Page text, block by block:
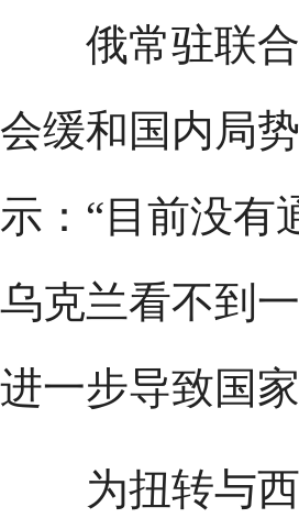
俄常驻联合
会缓和国内局
示：“目前没有
乌克兰看不到
进一步导致国
为扭转与西